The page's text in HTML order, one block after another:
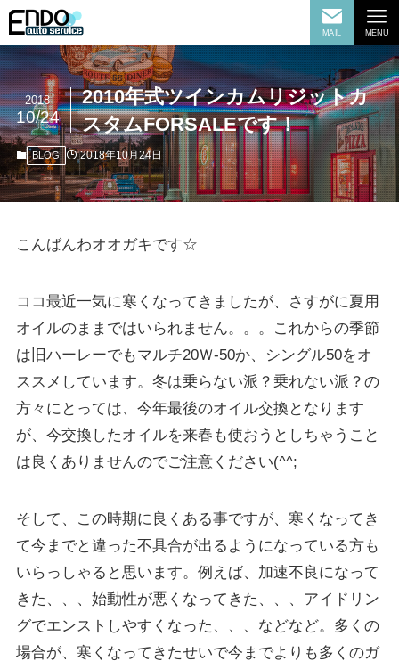
MAIL MENU
2010年式ツインカムリジットカ
スタムFORSALEです！
2018
10/24
BLOG 2018年10月24日
こんばんわオオガキです☆
ココ最近一気に寒くなってきましたが、さすがに夏用
オイルのままではいられません。。。これからの季節
は旧ハーレーでもマルチ20Ｗ-50か、シングル50をオ
ススメしています。冬は乗らない派？乗れない派？の
方々にとっては、今年最後のオイル交換となります
が、今交換したオイルを来春も使おうとしちゃうこと
は良くありませんのでご注意ください(^^;
そして、この時期に良くある事ですが、寒くなってき
て今までと違った不具合が出るようになっている方も
いらっしゃると思います。例えば、加速不良になって
きた、、、始動性が悪くなってきた、、、アイドリン
グでエンストしやすくなった、、、などなど。多くの
場合が、寒くなってきたせいで今までよりも多くのガ